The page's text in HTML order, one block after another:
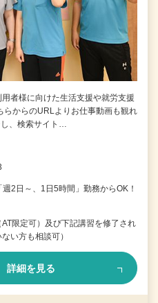
者様に向けた生活支援や就労支援
らからのURLよりお仕事動画も観れ
し、検索サイト…
2日～、1日5時間」勤務からOK！
限定可）及び下記講習を修了され
い方も相談可）
詳細を見る